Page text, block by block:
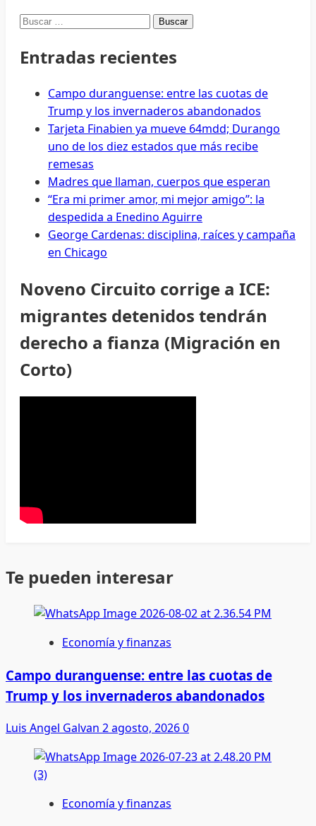
Buscar:
Entradas recientes
Campo duranguense: entre las cuotas de
Trump y los invernaderos abandonados
Tarjeta Finabien ya mueve 64mdd; Durango
uno de los diez estados que más recibe
remesas
Madres que llaman, cuerpos que esperan
“Era mi primer amor, mi mejor amigo”: la
despedida a Enedino Aguirre
George Cardenas: disciplina, raíces y campaña
en Chicago
Noveno Circuito corrige a ICE:
migrantes detenidos tendrán
derecho a fianza (Migración en
Corto)
Te pueden interesar
Economía y finanzas
Campo duranguense: entre las cuotas de
Trump y los invernaderos abandonados
Luis Angel Galvan 2 agosto, 20260
Economía y finanzas